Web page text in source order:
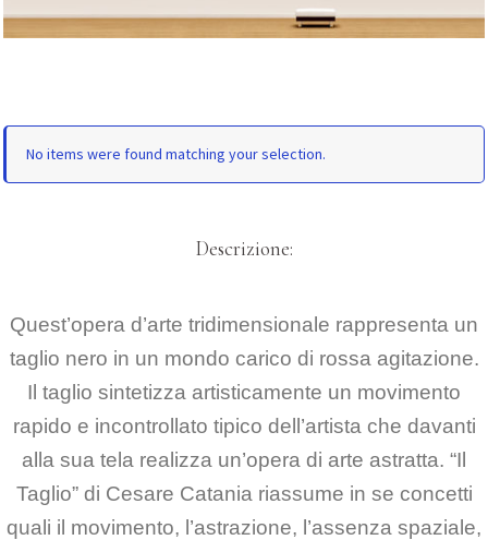
No items were found matching your selection.
Descrizione:
Quest’opera d’arte tridimensionale rappresenta un
taglio nero in un mondo carico di rossa agitazione.
Il taglio sintetizza artisticamente un movimento
rapido e incontrollato tipico dell’artista che davanti
alla sua tela realizza un’opera di arte astratta. “Il
Taglio” di Cesare Catania riassume in se concetti
quali il movimento, l’astrazione, l’assenza spaziale,